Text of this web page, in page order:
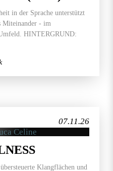
in der Sprache unterstützt
Miteinander - im
HINTERGRUND:
07.11.26
Klangflächen und